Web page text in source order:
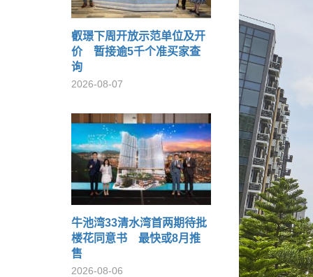
叡璟下周开放示范单位及开
价 暂接逾5千个准买家查
询
2026-08-07
牛池湾33清水湾首两期待批
楼花同意书 最快或8月推
售
2026-08-06